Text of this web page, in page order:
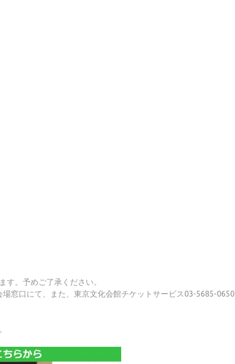
。予めご了承ください。
窓口にて、また、東京文化会館チケットサービス03-5685-0650